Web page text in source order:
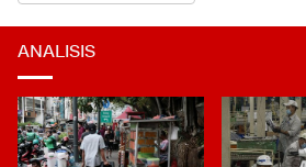
ANALISIS